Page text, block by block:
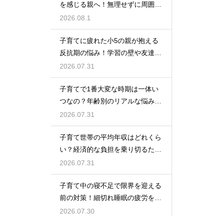
を感じる親へ！無理せずに周囲の
サポートを活用して心に余裕を持
って育児をするコツ
2026.08.1
子育てに疲れた小5の親が抱える
反抗期の悩み！学習の壁や友達関
係のトラブルに適切に向き合って
サポートする術
2026.07.31
子育てで1番大変な時期は一体い
つなの？年齢別のリアルな悩みと
それを乗り越えるための親として
の心構えや工夫
2026.07.31
子育て世帯の平均年収はどれくら
い？経済的な負担を乗り切るため
の家計管理と将来に向けた計画的
な貯金のアドバイス
2026.07.31
子育て中の寝不足で限界を迎える
前の対策！細切れ睡眠の疲労を効
率良く回復させて日中のパフォー
2026.07.30